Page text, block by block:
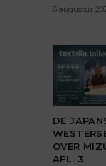
6 augustus
DE
OVER
AFL. 3